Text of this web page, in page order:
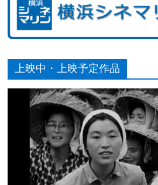
上映中・上映予定作品